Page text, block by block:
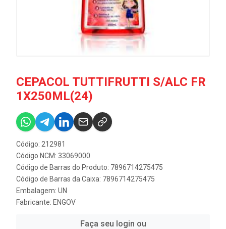
CEPACOL TUTTIFRUTTI S/ALC FR
1X250ML(24)
Código: 212981
Código NCM: 33069000
Código de Barras do Produto: 7896714275475
Código de Barras da Caixa: 7896714275475
Embalagem: UN
Fabricante: ENGOV
Faça seu login ou